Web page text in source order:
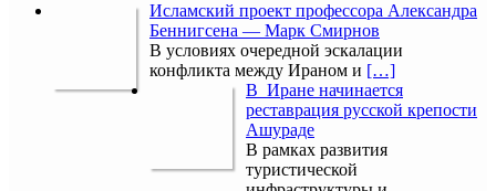
Исламский проект профессора Александра
Беннигсена — Марк Смирнов
В условиях очередной эскалации
конфликта между Ираном и […]
В Иране начинается
реставрация русской крепости
Ашураде
В рамках развития
туристической